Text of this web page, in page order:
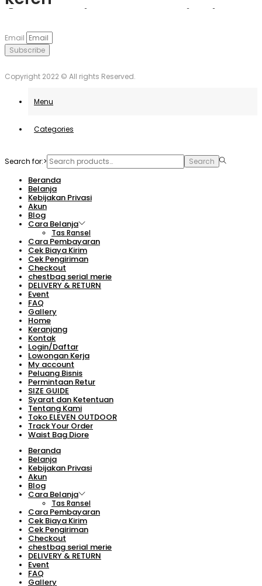
Rasakan keseruan plinko slot
dan menangkan hadiah
nyata langsung dari ponsel
Mainkan 1win dan nikmati
berbagai bonus menarik dan
game populer.
Če obožujete vznemirjenje
igralnic, je
mesto. Uživajte v igrah in
muy sencillo y divertido!
Email
Subscribe
Copyright 2022 © All rights Reserved.
Menu
Categories
Search for:> Search
Beranda
Belanja
Kebijakan Privasi
Akun
Blog
Cara Belanja
Tas Ransel
Cara Pembayaran
Cek Biaya Kirim
Cek Pengiriman
Checkout
chestbag serial merie
DELIVERY & RETURN
Event
FAQ
Gallery
Home
Keranjang
Kontak
Login/Daftar
Lowongan Kerja
My account
Peluang Bisnis
Permintaan Retur
SIZE GUIDE
Syarat dan Ketentuan
Tentang Kami
Toko ELEVEN OUTDOOR
Track Your Order
Waist Bag Diore
Beranda
Belanja
Kebijakan Privasi
Akun
Blog
Cara Belanja
Tas Ransel
Cara Pembayaran
Cek Biaya Kirim
Cek Pengiriman
Checkout
chestbag serial merie
DELIVERY & RETURN
Event
FAQ
Gallery